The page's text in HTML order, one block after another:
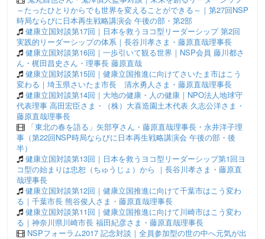
～たったひとりからでも世界を変えることができる～｜第27回NSP
時局ならびに日本再生戦略講演会 午後の部・第2部
健康立国対談第17回｜日本を救うヨコ型リーダーシップ 第2回
実践的リーダーシップの体系｜長谷川孝さま・藤原直哉理事長
健康立国対談第16回｜一歩引いて観る世界｜NSP会員 藤川都さ
ん・梶田昌史さん・理事長 藤原直哉
健康立国対談第15回｜健康立国推進に向けてさいたま市はこう
変わる｜埼玉県さいたま市長 清水勇人さま・藤原直哉理事長
健康立国対談第14回｜大地の健康・人の健康｜NPO法人地球守
代表理事 高田宏臣さま・（株）大喜造園土木代表 久志公洋さま・
藤原直哉理事長
「東北の春を語る」矢部亨さん・藤原直哉理事長・永井洋子理
事（第22回NSP時局ならびに日本再生戦略講演会 午後の部・後
半）
健康立国対談第13回｜日本を救うヨコ型リーダーシップ第1回ヨ
コ型の始まりは忠恕（ちゅうじょ）から ｜長谷川孝さま・藤原直
哉理事長
健康立国対談第12回｜健康立国推進に向けて千葉市はこう変わ
る｜千葉市長 熊谷俊人さま・藤原直哉理事長
健康立国対談第11回｜健康立国推進に向けて川崎市はこう変わ
る｜神奈川県川崎市長 福田紀彦さま・藤原直哉理事長
NSPフォーラム2017 記念対談｜全員参加型の世の中へ元気が出